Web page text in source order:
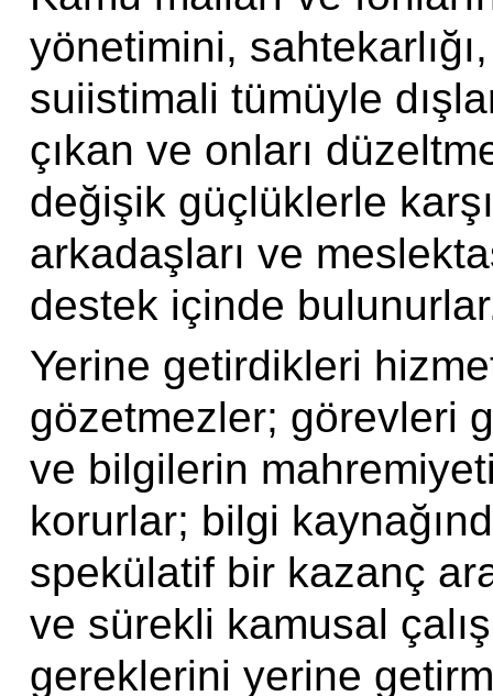
yönetimini, sahtekarlığı,
suiistimali tümüyle
çıkan ve onları
değişik güçlüklerle
arkadaşları ve
destek içinde
Yerine getirdikleri
gözetmezler; görevleri
ve bilgilerin
korurlar; bilgi
spekülatif bir kazanç
ve sürekli kamusal
gereklerini yerine